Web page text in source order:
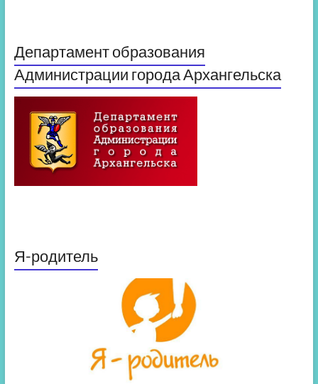
Департамент образования
Администрации города Архангельска
Я-родитель